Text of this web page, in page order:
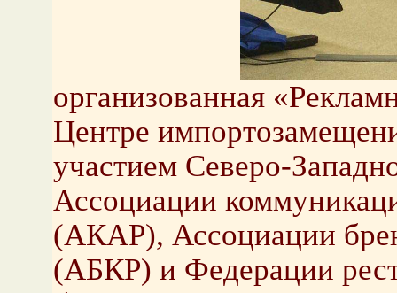
организованная
Центре
участием Северо-
Ассоциации
(АКАР), Ассоциации
(АБКР) и Федерации